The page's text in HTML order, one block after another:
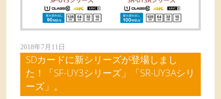
2018年7月11日
SDカードに新シリーズが登場しまし
た！「SF-UY3シリーズ」「SR-UY3Aシリ
ーズ」。